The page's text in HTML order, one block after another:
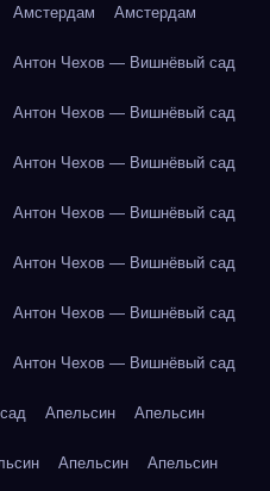
Амстердам Амстердам
Антон Чехов — Вишнёвый сад
Антон Чехов — Вишнёвый сад
Антон Чехов — Вишнёвый сад
Антон Чехов — Вишнёвый сад
Антон Чехов — Вишнёвый сад
Антон Чехов — Вишнёвый сад
Антон Чехов — Вишнёвый сад
Апельсин Апельсин
Апельсин Апельсин